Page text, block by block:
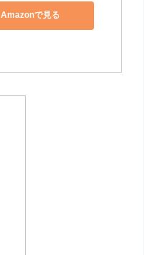
Amazonで見る